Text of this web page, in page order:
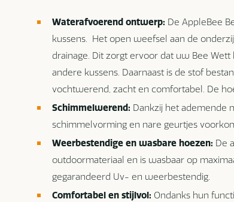
Waterafvoerend ontwerp: De AppleBee
kussens. Het open weefsel aan de
drainage. Dit zorgt ervoor dat uw Bee
andere kussens. Daarnaast is de stof
vochtwerend, zacht en comfortabel. De
Schimmelwerend: Dankzij het ademende
schimmelvorming en nare geurtjes
Weerbestendige en wasbare hoezen: De
outdoormateriaal en is wasbaar op
gegarandeerd Uv- en weerbestendig.
Comfortabel en stijlvol: Ondanks hun